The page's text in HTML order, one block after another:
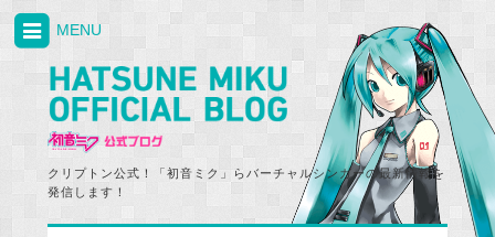
クリプトン公式！「初音ミク」らバーチャルシンガーの最新情報を
発信します！
MENU